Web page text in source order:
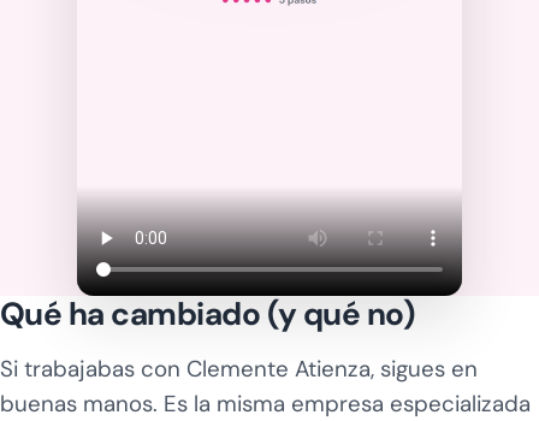
Qué ha cambiado (y qué no)
Si trabajabas con Clemente Atienza, sigues en
buenas manos. Es la misma empresa especializada